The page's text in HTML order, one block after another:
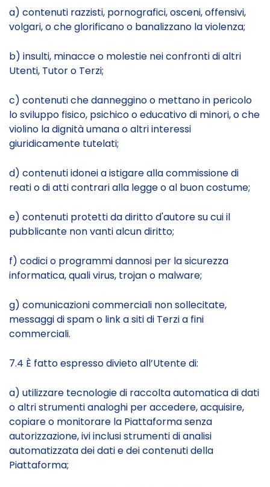
a) contenuti razzisti, pornografici, osceni, offensivi,
volgari, o che glorificano o banalizzano la violenza;
b) insulti, minacce o molestie nei confronti di altri
Utenti, Tutor o Terzi;
c) contenuti che danneggino o mettano in pericolo
lo sviluppo fisico, psichico o educativo di minori, o che
violino la dignità umana o altri interessi
giuridicamente tutelati;
d) contenuti idonei a istigare alla commissione di
reati o di atti contrari alla legge o al buon costume;
e) contenuti protetti da diritto d'autore su cui il
pubblicante non vanti alcun diritto;
f) codici o programmi dannosi per la sicurezza
informatica, quali virus, trojan o malware;
g) comunicazioni commerciali non sollecitate,
messaggi di spam o link a siti di Terzi a fini
commerciali.
7.4 È fatto espresso divieto all’Utente di:
a) utilizzare tecnologie di raccolta automatica di dati
o altri strumenti analoghi per accedere, acquisire,
copiare o monitorare la Piattaforma senza
autorizzazione, ivi inclusi strumenti di analisi
automatizzata dei dati e dei contenuti della
Piattaforma;